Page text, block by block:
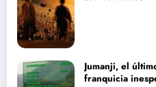
Jumanji, el
franquicia